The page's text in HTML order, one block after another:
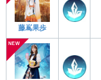
藤嶌果歩